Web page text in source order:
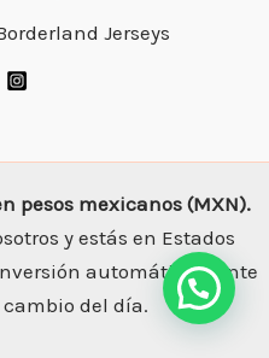
Jerseys
pesos mexicanos (MXN).
y estás en Estados
automáticamente
del día.